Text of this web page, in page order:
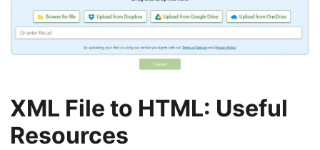
XML File to HTML: Useful
Resources